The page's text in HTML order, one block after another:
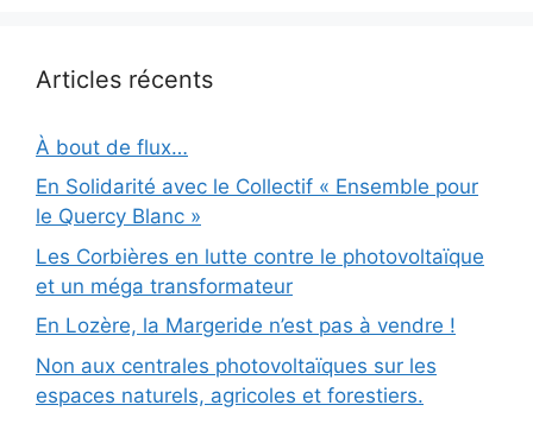
Articles récents
À bout de flux…
En Solidarité avec le Collectif « Ensemble pour
le Quercy Blanc »
Les Corbières en lutte contre le photovoltaïque
et un méga transformateur
En Lozère, la Margeride n’est pas à vendre !
Non aux centrales photovoltaïques sur les
espaces naturels, agricoles et forestiers.